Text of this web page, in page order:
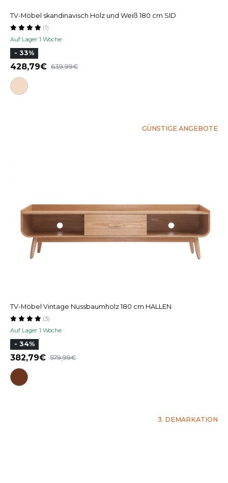
TV-Möbel skandinavisch Holz und Weiß 180 cm SID
Auf Lager 1 Woche
(1)
- 33%
428,79 639,99
GÜNSTIGE ANGEBOTE
TV-Möbel Vintage Nussbaumholz 180 cm HALLEN
Auf Lager 1 Woche
(3)
- 34%
382,79 579,99
3. DEMARKATION